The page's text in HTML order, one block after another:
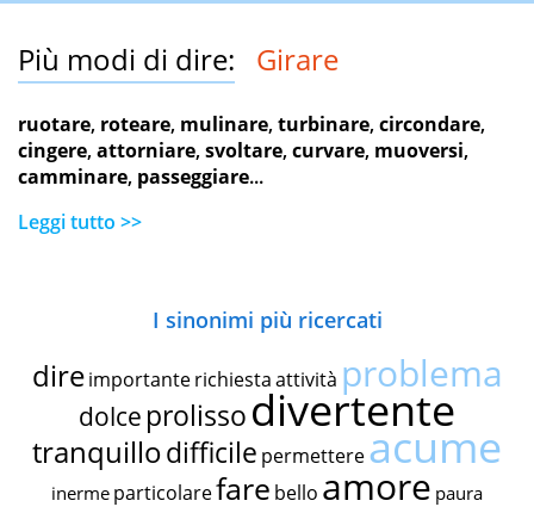
Più modi di dire: Girare
ruotare, roteare, mulinare,turbinare,circondare,
cingere,attorniare,svoltare,curvare, muoversi,
camminare, passeggiare...
Leggi tutto >>
I sinonimi più ricercati
dire importante richiestaattività problema
dolce prolissodivertente
tranquillodifficile permettereacume
inerme particolarefare bello amore paura